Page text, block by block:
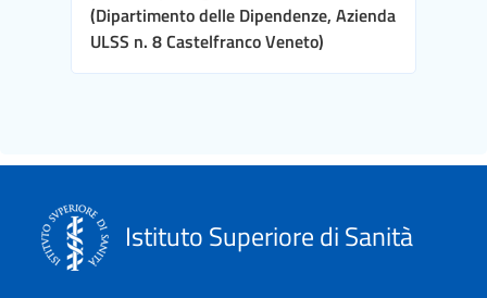
(Dipartimento delle Dipendenze, Azienda
ULSS n. 8 Castelfranco Veneto)
Istituto Superiore di Sanità